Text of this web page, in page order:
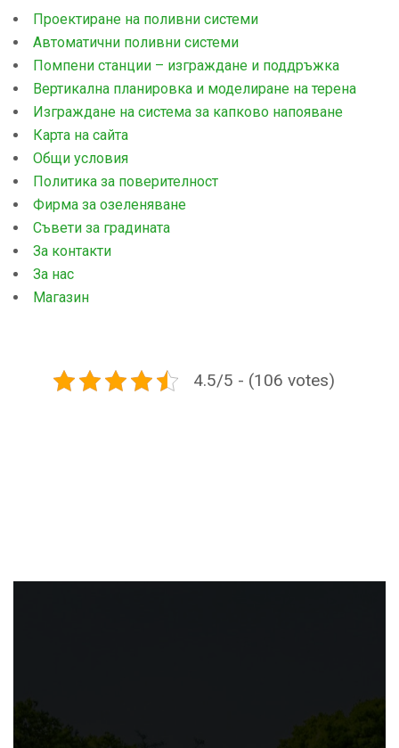
Проектиране на поливни системи
Автоматични поливни системи
Помпени станции – изграждане и поддръжка
Вертикална планировка и моделиране на терена
Изграждане на система за капково напояване
Карта на сайта
Общи условия
Политика за поверителност
Фирма за озеленяване
Съвети за градината
За контакти
За нас
Магазин
4.5/5 - (106 votes)